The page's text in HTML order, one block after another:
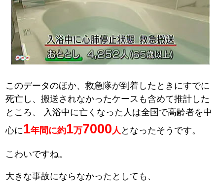
このデータのほか、救急隊が到着したときにすでに
死亡し、搬送されなかったケースも含めて推計した
ところ、
入浴中に亡くなった人は全国で高齢者を中
心に1年間に約1万7000 人 となったそうです。
こわいですね。
大きな事故にならなかったとしても、